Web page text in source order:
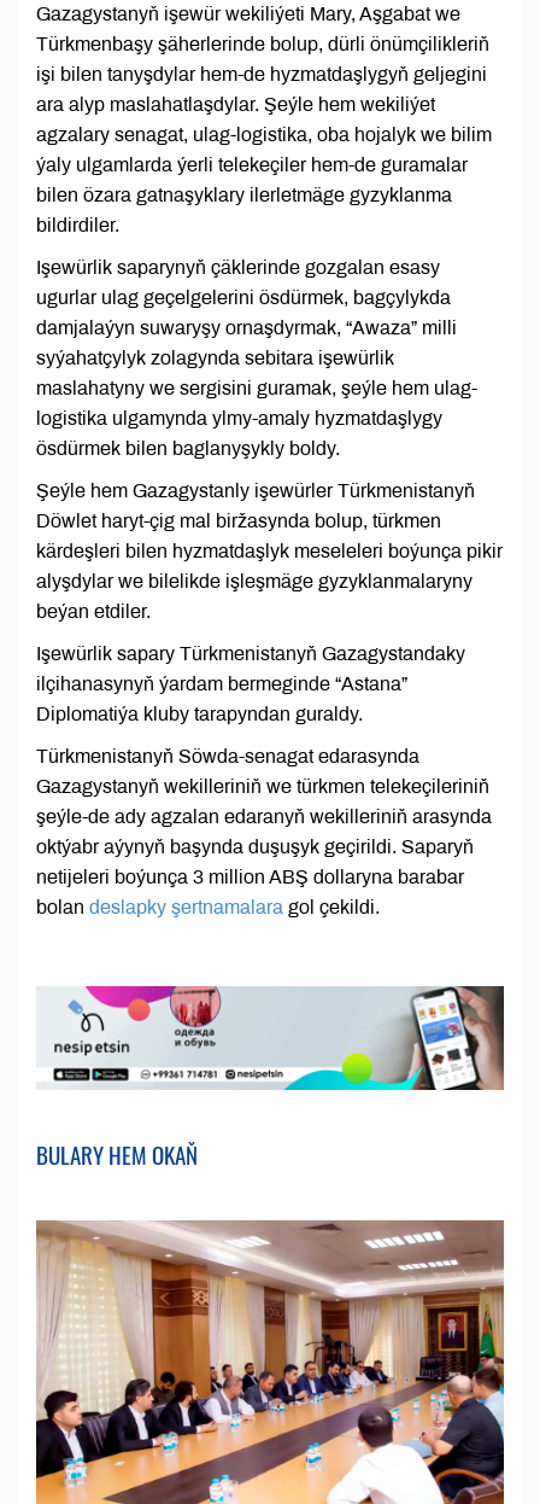
Gazagystanyň işewür wekiliýeti Mary, Aşgabat we
Türkmenbaşy şäherlerinde bolup, dürli önümçilikleriň
işi bilen tanyşdylar hem-de hyzmatdaşlygyň geljegini
ara alyp maslahatlaşdylar. Şeýle hem wekiliýet
agzalary senagat, ulag-logistika, oba hojalyk we bilim
ýaly ulgamlarda ýerli telekeçiler hem-de guramalar
bilen özara gatnaşyklary ilerletmäge gyzyklanma
bildirdiler.
Işewürlik saparynyň çäklerinde gozgalan esasy
ugurlar ulag geçelgelerini ösdürmek, bagçylykda
damjalaýyn suwaryşy ornaşdyrmak, “Awaza” milli
syýahatçylyk zolagynda sebitara işewürlik
maslahatyny we sergisini guramak, şeýle hem ulag-
logistika ulgamynda ylmy-amaly hyzmatdaşlygy
ösdürmek bilen baglanyşykly boldy.
Şeýle hem Gazagystanly işewürler Türkmenistanyň
Döwlet haryt-çig mal biržasynda bolup, türkmen
kärdeşleri bilen hyzmatdaşlyk meseleleri boýunça pikir
alyşdylar we bilelikde işleşmäge gyzyklanmalaryny
beýan etdiler.
Işewürlik sapary Türkmenistanyň Gazagystandaky
ilçihanasynyň ýardam bermeginde “Astana”
Diplomatiýa kluby tarapyndan guraldy.
Türkmenistanyň Söwda-senagat edarasynda
Gazagystanyň wekilleriniň we türkmen telekeçileriniň
şeýle-de ady agzalan edaranyň wekilleriniň arasynda
oktýabr aýynyň başynda duşuşyk geçirildi. Saparyň
netijeleri boýunça 3 million ABŞ dollaryna barabar
bolan deslapky şertnamalara gol çekildi.
BULARY HEM OKAŇ